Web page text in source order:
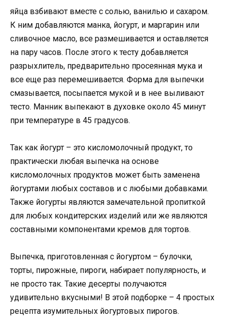
яйца взбивают вместе с солью, ванилью и сахаром.
К ним добавляются манка, йогурт, и маргарин или
сливочное масло, все размешивается и оставляется
на пару часов. После этого к тесту добавляется
разрыхлитель, предварительно просеянная мука и
все еще раз перемешивается. Форма для выпечки
смазывается, посыпается мукой и в нее выливают
тесто. Манник выпекают в духовке около 45 минут
при температуре в 45 градусов.
Так как йогурт – это кисломолочный продукт, то
практически любая выпечка на основе
кисломолочных продуктов может быть заменена
йогуртами любых составов и с любыми добавками.
Также йогурты являются замечательной пропиткой
для любых кондитерских изделий или же являются
составными компонентами кремов для тортов.
Выпечка, приготовленная с йогуртом – булочки,
торты, пирожные, пироги, набирает популярность, и
не просто так. Такие десерты получаются
удивительно вкусными! В этой подборке – 4 простых
рецепта изумительных йогуртовых пирогов.